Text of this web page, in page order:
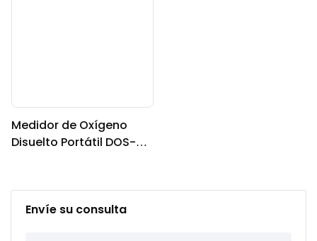
Envíe su consulta
Medidor de Oxígeno
Disuelto Portátil DOS-